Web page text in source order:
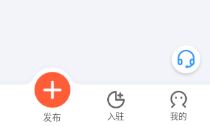
发布 入驻 我的